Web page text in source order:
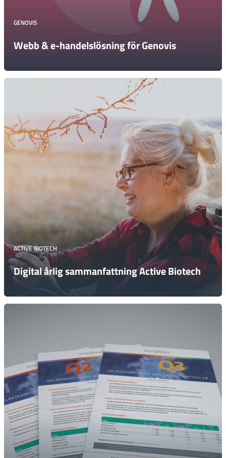
GENOVIS
Webb & e-handelslösning för Genovis
ACTIVE BIOTECH
Digital årlig sammanfattning Active Biotech